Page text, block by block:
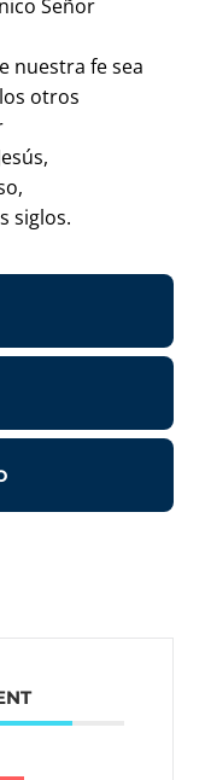
Señor
nuestra fe sea
otros
siglos.